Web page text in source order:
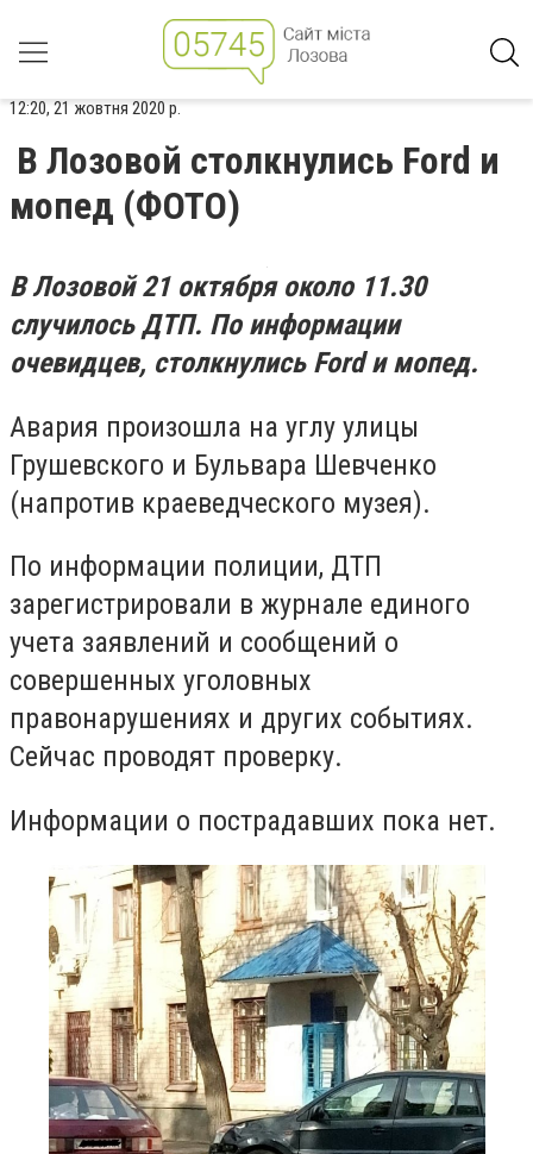
12:20, 21 жовтня 2020 р.
В Лозовой столкнулись Ford и
мопед (ФОТО)
В Лозовой 21 октября около 11.30
случилось ДТП. По информации
очевидцев, столкнулись Ford и мопед.
Авария произошла на углу улицы
Грушевского и Бульвара Шевченко
(напротив краеведческого музея).
По информации полиции, ДТП
зарегистрировали в журнале единого
учета заявлений и сообщений о
совершенных уголовных
правонарушениях и других событиях.
Сейчас проводят проверку.
Информации о пострадавших пока нет.